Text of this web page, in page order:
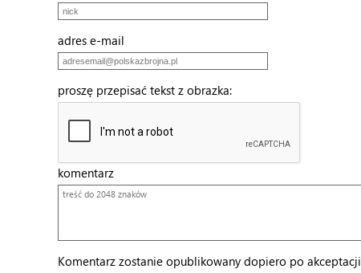
adres e-mail
proszę przepisać tekst z obrazka:
komentarz
Komentarz zostanie opublikowany dopiero po